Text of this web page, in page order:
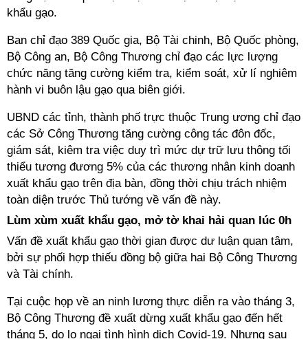
khẩu gạo.
Ban chỉ đạo 389 Quốc gia, Bộ Tài chinh, Bộ Quốc phòng,
Bộ Công an, Bộ Công Thương chỉ đạo các lực lượng
chức năng tăng cường kiểm tra, kiểm soát, xử lí nghiêm
hành vi buôn lậu gạo qua biên giới.
UBND các tỉnh, thành phố trực thuộc Trung ương chỉ đạo
các Sở Công Thương tăng cường công tác đôn đốc,
giám sát, kiêm tra việc duy trì mức dự trữ lưu thông tối
thiểu tương đương 5% của các thương nhân kinh doanh
xuất khẩu gạo trên địa bàn, đồng thời chịu trách nhiệm
toàn diện trước Thủ tướng về vấn đề này.
Lùm xùm xuất khẩu gạo, mở tờ khai hải quan lúc 0h
Vấn đề xuất khẩu gạo thời gian được dư luận quan tâm,
bởi sự phối hợp thiếu đồng bộ giữa hai Bộ Công Thương
và Tài chính.
Tại cuộc họp về an ninh lương thực diễn ra vào tháng 3,
Bộ Công Thương đề xuất dừng xuất khẩu gạo đến hết
tháng 5, do lo ngại tình hình dịch Covid-19. Nhưng sau